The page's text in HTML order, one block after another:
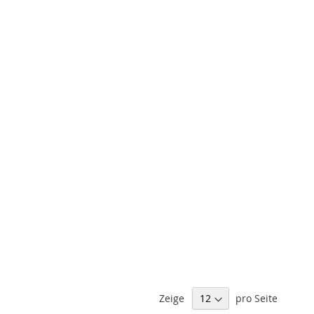
Zeige pro Seite